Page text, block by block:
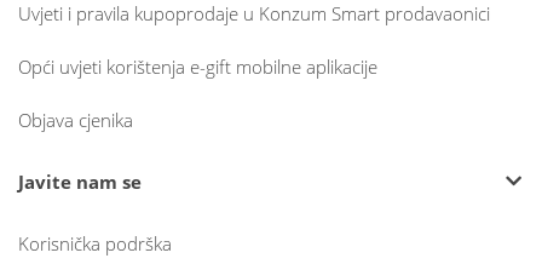
Uvjeti i pravila kupoprodaje u Konzum Smart prodavaonici
Opći uvjeti korištenja e-gift mobilne aplikacije
Objava cjenika
Javite nam se
Korisnička podrška